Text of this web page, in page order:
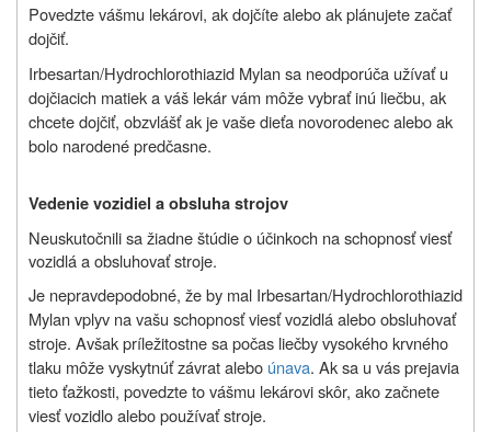
Povedzte vášmu lekárovi, ak dojčíte alebo ak plánujete začať
dojčiť.
Irbesartan/Hydrochlorothiazid Mylan sa neodporúča užívať u
dojčiacich matiek a váš lekár vám môže vybrať inú liečbu, ak
chcete dojčiť, obzvlášť ak je vaše dieťa novorodenec alebo ak
bolo narodené predčasne.
Vedenie vozidiel a obsluha strojov
Neuskutočnili sa žiadne štúdie o účinkoch na schopnosť viesť
vozidlá a obsluhovať stroje.
Je nepravdepodobné, že by mal Irbesartan/Hydrochlorothiazid
Mylan vplyv na vašu schopnosť viesť vozidlá alebo obsluhovať
stroje. Avšak príležitostne sa počas liečby vysokého krvného
tlaku môže vyskytnúť závrat alebo únava. Ak sa u vás prejavia
tieto ťažkosti, povedzte to vášmu lekárovi skôr, ako začnete
viesť vozidlo alebo používať stroje.